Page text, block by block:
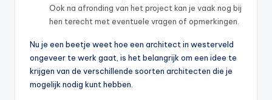
Ook na afronding van het project kan je vaak nog bij
hen terecht met eventuele vragen of opmerkingen.
Nu je een beetje weet hoe een architect in westerveld
ongeveer te werk gaat, is het belangrijk om een idee te
krijgen van de verschillende soorten architecten die je
mogelijk nodig kunt hebben.